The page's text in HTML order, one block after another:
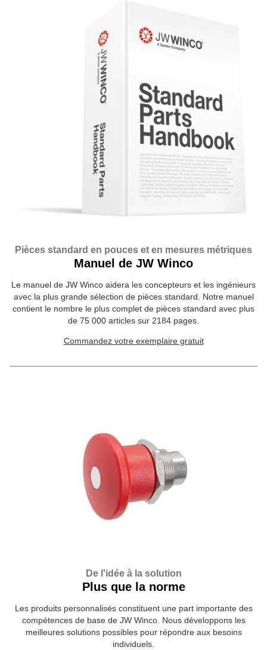
Pièces standard en pouces et en mesures métriques
Manuel de JW Winco
Le manuel de JW Winco aidera les concepteurs et les ingénieurs
avec la plus grande sélection de pièces standard. Notre manuel
contient le nombre le plus complet de pièces standard avec plus
de 75 000 articles sur 2184 pages.
Commandez votre exemplaire gratuit
De l'idée à la solution
Plus que la norme
Les produits personnalisés constituent une part importante des
compétences de base de JW Winco. Nous développons les
meilleures solutions possibles pour répondre aux besoins
individuels.